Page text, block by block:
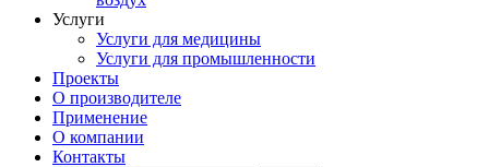
Услуги
Услуги для медицины
Услуги для промышленности
Проекты
О производителе
Применение
О компании
Контакты